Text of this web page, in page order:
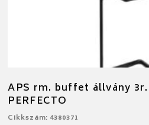
APS rm. buffet állvány 3r.
PERFECTO
Cikkszám: 4380371